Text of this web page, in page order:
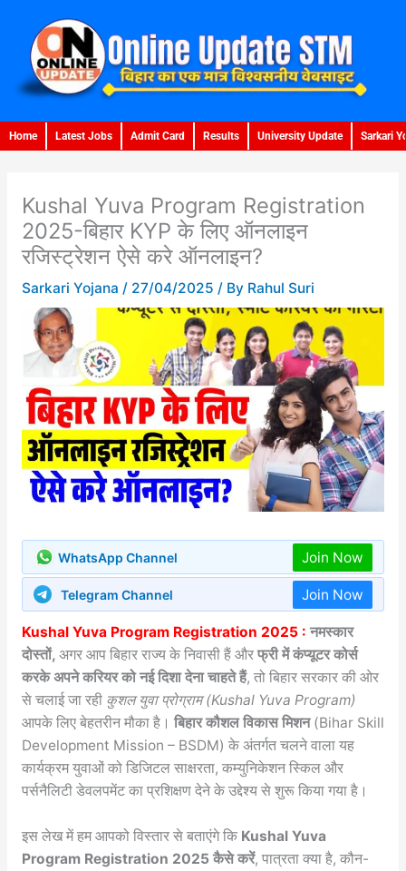
content
Home Latest Jobs Admit Card Results University Update Sarkari
Kushal Yuva Program Registration
2025-बिहार KYP के लिए ऑनलाइन
रजिस्ट्रेशन ऐसे करे ऑनलाइन?
Sarkari Yojana / 27/04/2025 / By Rahul Suri
WhatsApp Channel Join Now
Telegram Channel Join Now
Kushal Yuva Program Registration 2025 : नमस्कार
दोस्तों, अगर आप बिहार राज्य के निवासी हैं और फ्री में कंप्यूटर कोर्स
करके अपने करियर को नई दिशा देना चाहते हैं, तो बिहार सरकार की ओर
से चलाई जा रही कुशल युवा प्रोग्राम (Kushal Yuva Program)
आपके लिए बेहतरीन मौका है। बिहार कौशल विकास मिशन(Bihar Skill
Development Mission – BSDM) के अंतर्गत चलने वाला यह
कार्यक्रम युवाओं को डिजिटल साक्षरता, कम्युनिकेशन स्किल और
पर्सनैलिटी डेवलपमेंट का प्रशिक्षण देने के उद्देश्य से शुरू किया गया है।
इस लेख में हम आपको विस्तार से बताएंगे कि Kushal Yuva
Program Registration 2025 कैसे करें, पात्रता क्या है, कौन-